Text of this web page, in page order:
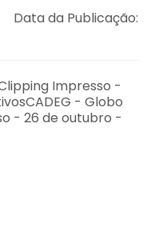
Data da Publicação:
Impresso -
- Globo
- 26 de outubro -